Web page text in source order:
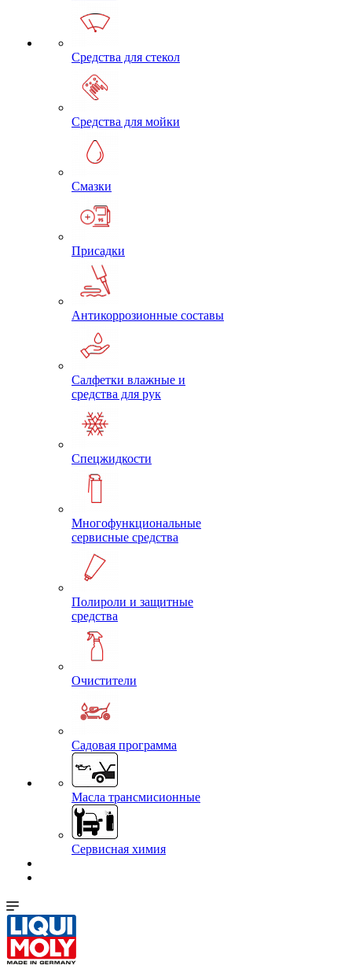
Средства для стекол
Средства для мойки
Смазки
Присадки
Антикоррозионные составы
Салфетки влажные и
средства для рук
Спецжидкости
Многофункциональные
сервисные средства
Полироли и защитные
средства
Очистители
Садовая программа
Масла трансмисионные
Сервисная химия